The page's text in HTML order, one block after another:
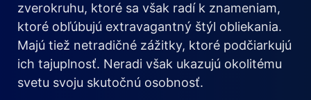
zverokruhu, ktoré sa však radí k znameniam,
ktoré obľúbujú extravagantný štýl obliekania.
Majú tiež netradičné zážitky, ktoré podčiarkujú
ich tajuplnosť. Neradi však ukazujú okolitému
svetu svoju skutočnú osobnosť.